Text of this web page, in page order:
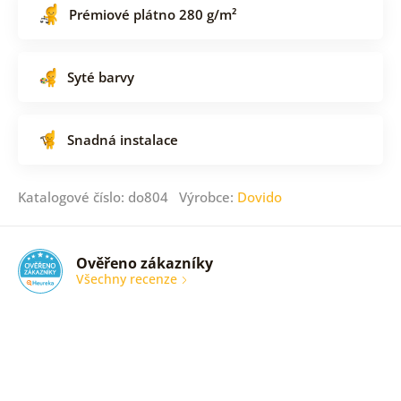
Prémiové plátno 280 g/m²
Syté barvy
Snadná instalace
Katalogové číslo: do804 Výrobce: Dovido
Ověřeno zákazníky
Všechny recenze